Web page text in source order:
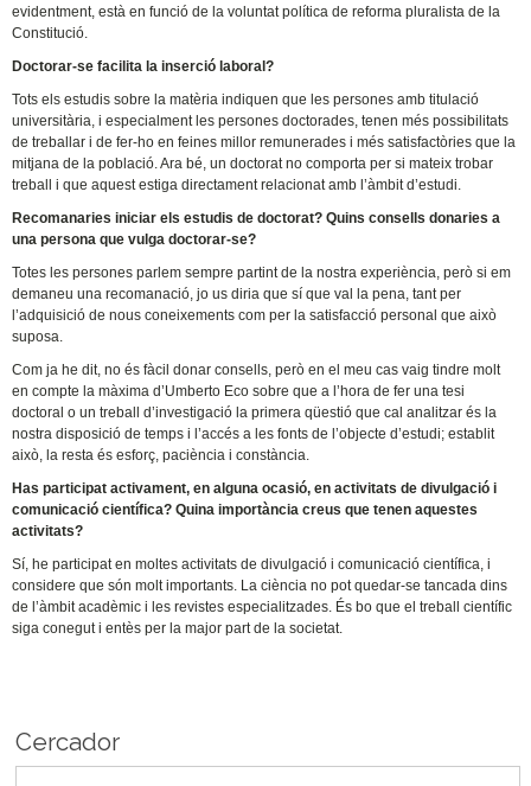
evidentment, està en funció de la voluntat política de reforma pluralista de la
Constitució.
Doctorar-se facilita la inserció laboral?
Tots els estudis sobre la matèria indiquen que les persones amb titulació
universitària, i especialment les persones doctorades, tenen més possibilitats
de treballar i de fer-ho en feines millor remunerades i més satisfactòries que la
mitjana de la població. Ara bé, un doctorat no comporta per si mateix trobar
treball i que aquest estiga directament relacionat amb l’àmbit d’estudi.
Recomanaries iniciar els estudis de doctorat? Quins consells donaries a
una persona que vulga doctorar-se?
Totes les persones parlem sempre partint de la nostra experiència, però si em
demaneu una recomanació, jo us diria que sí que val la pena, tant per
l’adquisició de nous coneixements com per la satisfacció personal que això
suposa.
Com ja he dit, no és fàcil donar consells, però en el meu cas vaig tindre molt
en compte la màxima d’Umberto Eco sobre que a l’hora de fer una tesi
doctoral o un treball d’investigació la primera qüestió que cal analitzar és la
nostra disposició de temps i l’accés a les fonts de l’objecte d’estudi; establit
això, la resta és esforç, paciència i constància.
Has participat activament, en alguna ocasió, en activitats de divulgació i
comunicació científica? Quina importància creus que tenen aquestes
activitats?
Sí, he participat en moltes activitats de divulgació i comunicació científica, i
considere que són molt importants. La ciència no pot quedar-se tancada dins
de l’àmbit acadèmic i les revistes especialitzades. És bo que el treball científic
siga conegut i entès per la major part de la societat.
Cercador